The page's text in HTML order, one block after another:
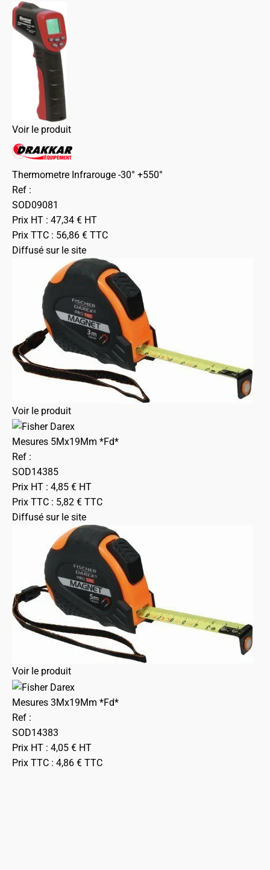
Voir le produit
Thermometre Infrarouge -30° +550°
Ref :
SOD09081
Prix HT : 47,34 € HT
Prix TTC : 56,86 € TTC
Diffusé sur le site
Voir le produit
Mesures 5Mx19Mm *Fd*
Ref :
SOD14385
Prix HT : 4,85 € HT
Prix TTC : 5,82 € TTC
Diffusé sur le site
Voir le produit
Mesures 3Mx19Mm *Fd*
Ref :
SOD14383
Prix HT : 4,05 € HT
Prix TTC : 4,86 € TTC